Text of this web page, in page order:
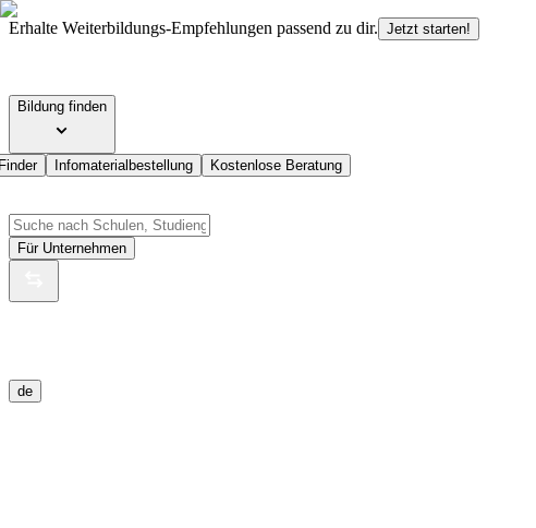
Erhalte Weiterbildungs-Empfehlungen passend zu dir. Jetzt starten!
Bildung finden
Infomaterialbestellung Kostenlose Beratung
Für Unternehmen
de